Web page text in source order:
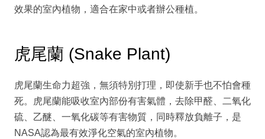
效果的室內植物，適合在家中或者辦公種植。
虎尾蘭 (Snake Plant)
虎尾蘭生命力超強，無須特別打理，即使新手也不怕會種
死。虎尾蘭能吸收室內部份有害氣體，去除甲醛、二氧化
硫、乙醚、一氧化碳等有害物質，同時釋放負離子，是
NASA認為最有效淨化空氣的室內植物。